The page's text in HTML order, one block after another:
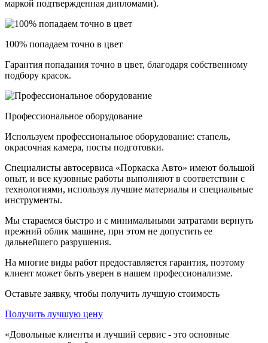
маркой подтвержденная дипломами).
100% попадаем точно в цвет
Гарантия попадания точно в цвет, благодаря собственному
подбору красок.
Профессиональное оборудование
Используем профессиональное оборудование: стапель,
окрасочная камера, посты подготовки.
Специалисты автосервиса «Поркаска Авто» имеют большой
опыт, и все кузовные работы выполняют в соответствии с
технологиями, используя лучшие материалы и специальные
инструменты.
Мы стараемся быстро и с минимальными затратами вернуть
прежний облик машине, при этом не допустить ее
дальнейшего разрушения.
На многие виды работ предоставляется гарантия, поэтому
клиент может быть уверен в нашем профессионализме.
Оставьте заявку, чтобы получить лучшую стоимость
Получить лучшую цену
«Довольные клиенты и лучший сервис - это основные